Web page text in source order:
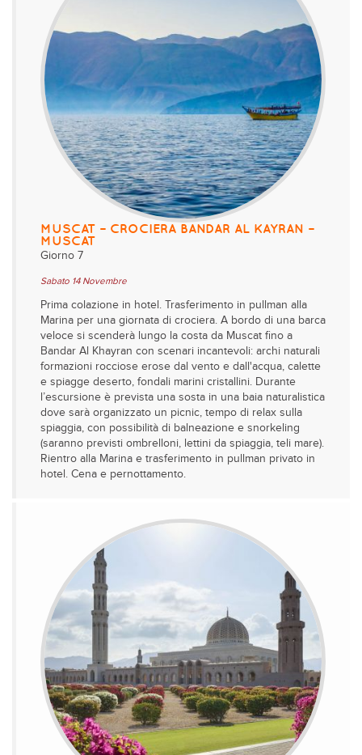
MUSCAT – CROCIERA BANDAR AL KAYRAN –
MUSCAT
Giorno 7
Sabato 14 Novembre
Prima colazione in hotel. Trasferimento in pullman alla
Marina per una giornata di crociera. A bordo di una barca
veloce si scenderà lungo la costa da Muscat fino a
Bandar Al Khayran con scenari incantevoli: archi naturali
formazioni rocciose erose dal vento e dall'acqua, calette
e spiagge deserto, fondali marini cristallini. Durante
l’escursione è prevista una sosta in una baia naturalistica
dove sarà organizzato un picnic, tempo di relax sulla
spiaggia, con possibilità di balneazione e snorkeling
(saranno previsti ombrelloni, lettini da spiaggia, teli mare).
Rientro alla Marina e trasferimento in pullman privato in
hotel. Cena e pernottamento.